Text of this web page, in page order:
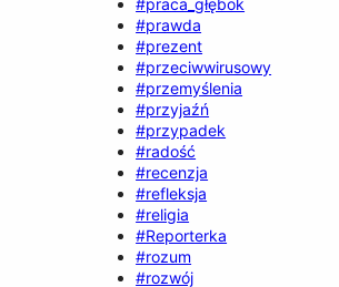
#prawda
#prezent
#przeciwwirusowy
#przemyślenia
#przyjaźń
#przypadek
#radość
#recenzja
#refleksja
#religia
#Reporterka
#rozum
#rozwój